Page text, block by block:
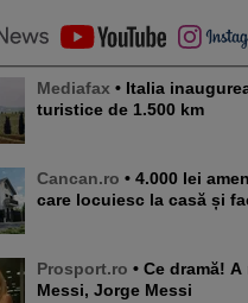
Mediafax • Italia inaugurează o rețea de trasee
turistice de 1.500 km
Cancan.ro • 4.000 lei amendă tuturor românilor
care locuiesc la casă și
Prosport.ro • Ce dramă! A murit tatăl lui Leo
Messi, Jorge Messi